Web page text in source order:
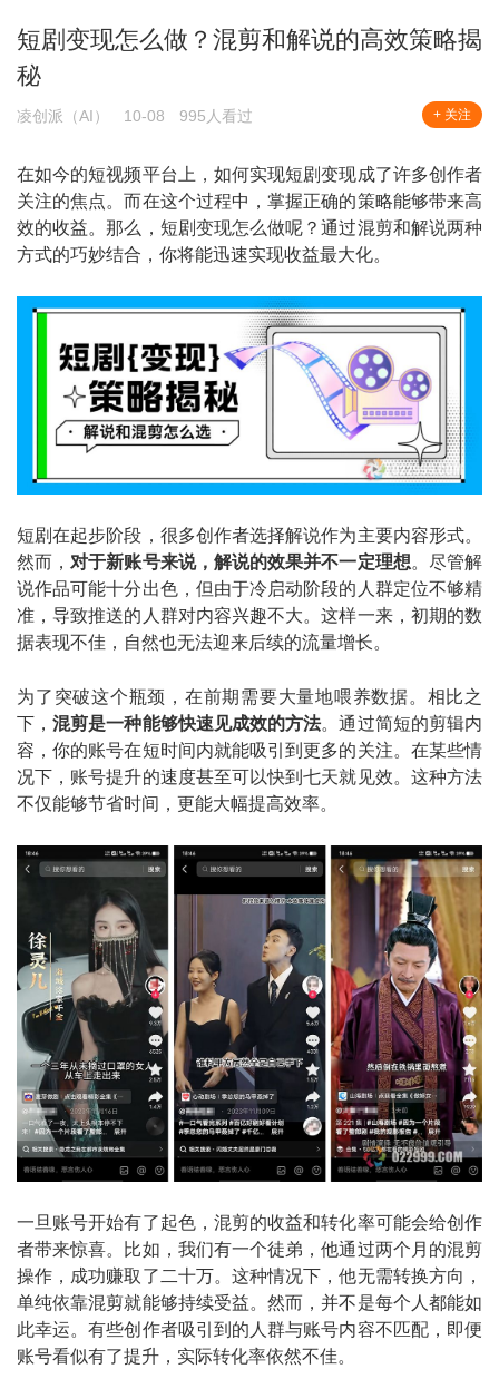
短剧变现怎么做？混剪和解说的高效策略揭
秘
凌创派（AI） 10-08 995人看过 + 关注
在如今的短视频平台上，如何实现短剧变现成了许多创作者
关注的焦点。而在这个过程中，掌握正确的策略能够带来高
效的收益。那么，短剧变现怎么做呢？通过混剪和解说两种
方式的巧妙结合，你将能迅速实现收益最大化。
短剧在起步阶段，很多创作者选择解说作为主要内容形式。
然而， 对于新账号来说，解说的效果并不一定理想。尽管解
说作品可能十分出色，但由于冷启动阶段的人群定位不够精
准，导致推送的人群对内容兴趣不大。这样一来，初期的数
据表现不佳，自然也无法迎来后续的流量增长。
为了突破这个瓶颈，在前期需要大量地喂养数据。相比之
下，混剪是一种能够快速见成效的方法。通过简短的剪辑内
容，你的账号在短时间内就能吸引到更多的关注。在某些情
况下，账号提升的速度甚至可以快到七天就见效。这种方法
不仅能够节省时间，更能大幅提高效率。
一旦账号开始有了起色，混剪的收益和转化率可能会给创作
者带来惊喜。比如，我们有一个徒弟，他通过两个月的混剪
操作，成功赚取了二十万。这种情况下，他无需转换方向，
单纯依靠混剪就能够持续受益。然而，并不是每个人都能如
此幸运。有些创作者吸引到的人群与账号内容不匹配，即便
账号看似有了提升，实际转化率依然不佳。